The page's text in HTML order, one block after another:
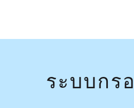
ระบบกรอ